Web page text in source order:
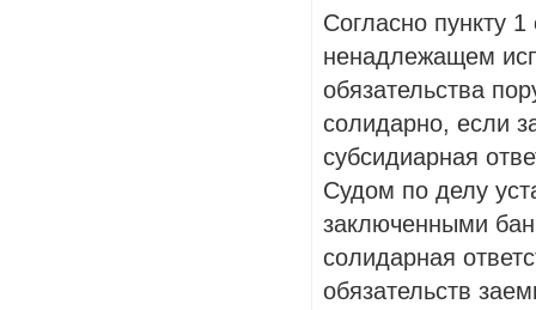
Согласно пункту
ненадлежащем
обязательства
солидарно, если
субсидиарная
Судом по делу
заключенными
солидарная
обязательств